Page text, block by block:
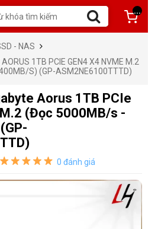
...
- NAS
1TB PCIE GEN4 X4 NVME M.2
S) (GP-ASM2NE6100TTTD)
Aorus 1TB PCIe
(Đọc 5000MB/s -
0 đánh giá